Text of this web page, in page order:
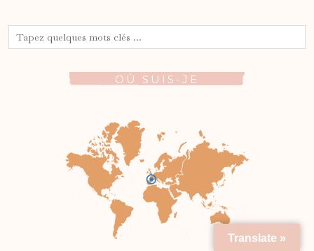
OÙ SUIS-JE
Translate »